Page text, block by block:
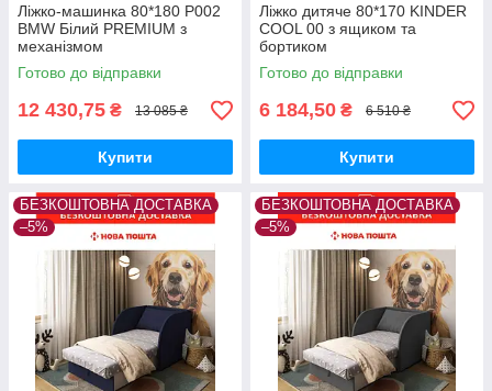
Ліжко-машинка 80*180 P002
BMW Білий PREMIUM з
механізмом
Готово до відправки
12 430,75 ₴ 13 085 ₴
Купити
Ліжко дитяче 80*170 KINDER
COOL 00 з ящиком та
бортиком
Готово до відправки
6 184,50 ₴ 6 510 ₴
Купити
БЕЗКОШТОВНА ДОСТАВКА
–5%
БЕЗКОШТОВНА ДОСТАВКА
–5%